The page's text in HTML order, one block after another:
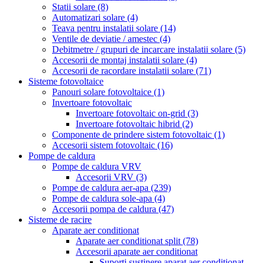
Statii solare (8)
Automatizari solare (4)
Teava pentru instalatii solare (14)
Ventile de deviatie / amestec (4)
Debitmetre / grupuri de incarcare instalatii solare (5)
Accesorii de montaj instalatii solare (4)
Accesorii de racordare instalatii solare (71)
Sisteme fotovoltaice
Panouri solare fotovoltaice (1)
Invertoare fotovoltaic
Invertoare fotovoltaic on-grid (3)
Invertoare fotovoltaic hibrid (2)
Componente de prindere sistem fotovoltaic (1)
Accesorii sistem fotovoltaic (16)
Pompe de caldura
Pompe de caldura VRV
Accesorii VRV (3)
Pompe de caldura aer-apa (239)
Pompe de caldura sole-apa (4)
Accesorii pompa de caldura (47)
Sisteme de racire
Aparate aer conditionat
Aparate aer conditionat split (78)
Accesorii aparate aer conditionat